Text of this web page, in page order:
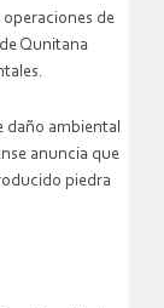
operaciones de
Qunitana
daño ambiental
anuncia que
piedra